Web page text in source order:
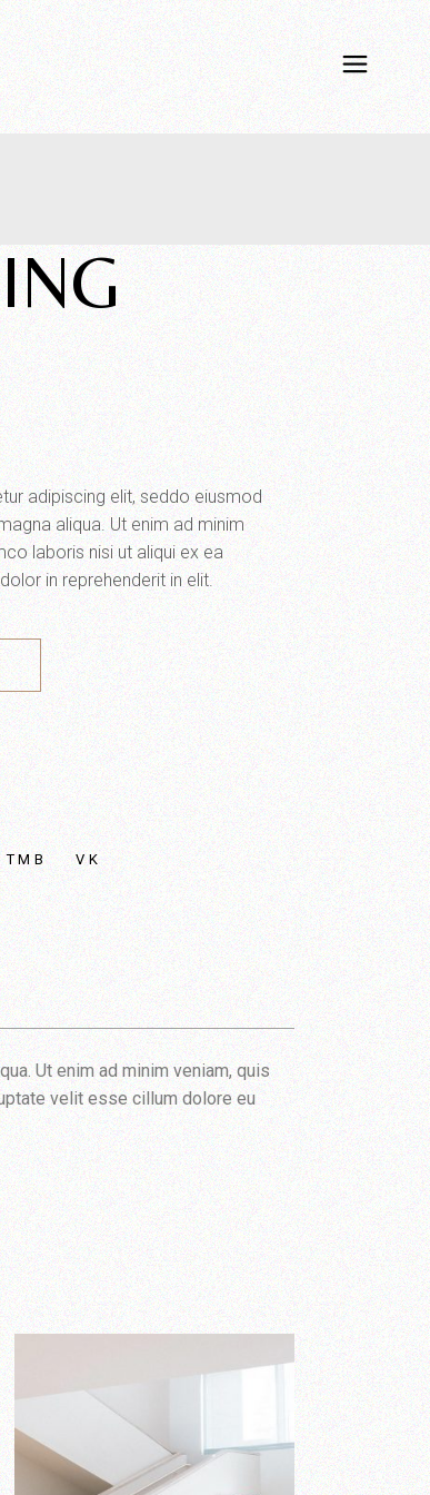
adipiscing elit, seddo eiusmod
aliqua. Ut enim ad minim
laboris nisi ut aliqui ex ea
in reprehenderit in elit.
TMB VK
Ut enim ad minim veniam, quis
velit esse cillum dolore eu